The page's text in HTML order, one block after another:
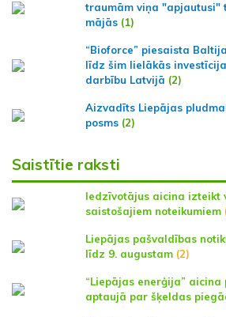
traumām viņa "apjautusi"
mājās (1)
“Bioforce” piesaista
līdz šim lielākās
darbību Latvijā (2)
Aizvadīts Liepājas
posms (2)
Saistītie raksti
Iedzīvotājus aicina izteikt
saistošajiem noteikumiem
Liepājas pašvaldības
līdz 9. augustam (2)
“Liepājas enerģija”
aptaujā par šķeldas